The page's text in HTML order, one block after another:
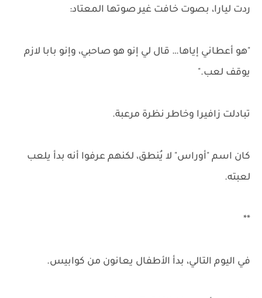
ردت ليارا، بصوت خافت غير صوتها المعتاد:
"هو أعطاني إياها… قال لي إنو هو صاحبي، وإنو بابا لازم
يوقف لعب."
تبادلت زافيرا وخاطر نظرة مرعبة.
كان اسم "أوراس" لا يُنطق، لكنهم عرفوا أنه بدأ يلعب
لعبته.
**
في اليوم التالي، بدأ الأطفال يعانون من كوابيس.